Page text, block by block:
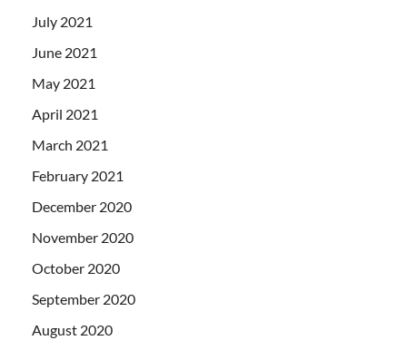
July 2021
June 2021
May 2021
April 2021
March 2021
February 2021
December 2020
November 2020
October 2020
September 2020
August 2020